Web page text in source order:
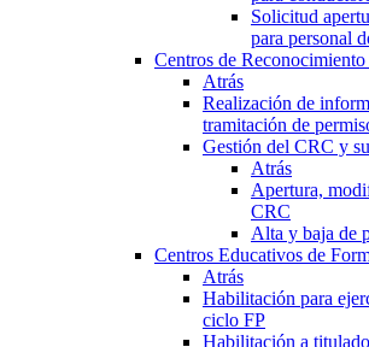
Solicitud
para personal
Centros de
Atrás
Realización de
tramitación de
Gestión del CRC y
Atrás
Apertura,
CRC
Alta y baja de
Centros Educativos de
Atrás
Habilitación para
ciclo FP
Habilitación a